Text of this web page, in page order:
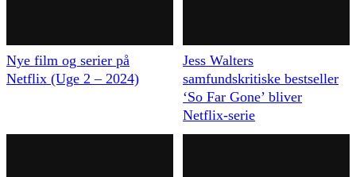
Nye film og serier på
Netflix (Uge 2 – 2024)
Jess Walters
samfundskritiske bestseller
‘So Far Gone’ bliver
Netflix-serie